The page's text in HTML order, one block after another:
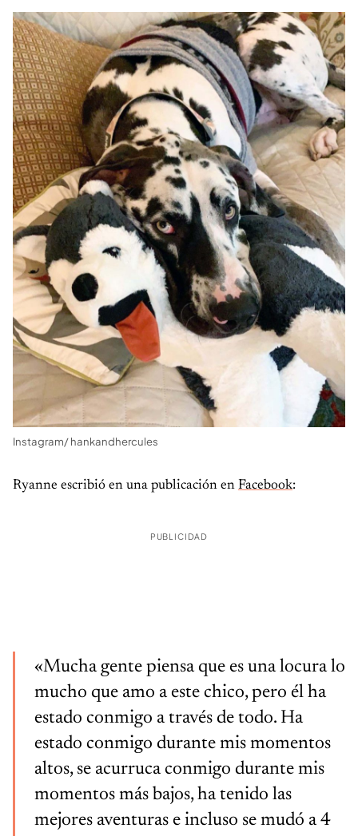
Instagram/ hankandhercules
Ryanne escribió en una publicación en Facebook:
PUBLICIDAD
«Mucha gente piensa que es una locura lo
mucho que amo a este chico, pero él ha
estado conmigo a través de todo. Ha
estado conmigo durante mis momentos
altos, se acurruca conmigo durante mis
momentos más bajos, ha tenido las
mejores aventuras e incluso se mudó a 4